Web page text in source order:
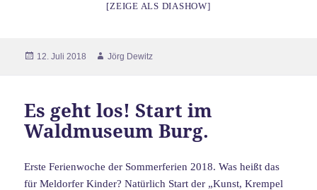
[ZEIGE ALS DIASHOW]
Veröffentlicht
12. Juli 2018 Autor
Jörg Dewitz
Es geht los! Start im
Waldmuseum Burg.
Erste Ferienwoche der Sommerferien 2018. Was heißt das
für Meldorfer Kinder? Natürlich Start der „Kunst, Krempel